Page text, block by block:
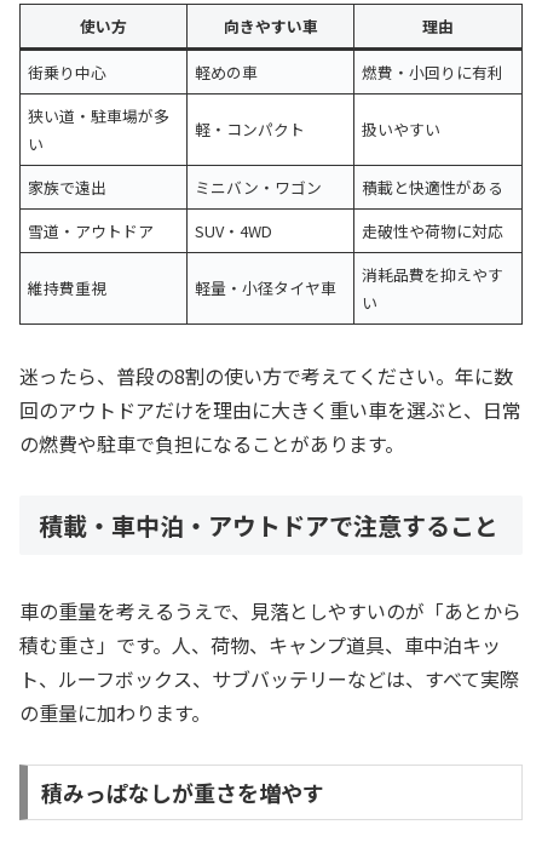
使い方 向きやすい車
理由
街乗り中心
軽めの車
燃費・小回りに有利
狭い道・駐車場が多
い
軽・コンパクト 扱いやすい
家族で遠出 ミニバン・ワゴン
積載と快適性がある
雪道・アウトドア
SUV・4WD 走破性や荷物に対応
維持費重視 軽量・小径タイヤ車
消耗品費を抑えやす
い
迷ったら、普段の8割の使い方で考えてください。年に数
回のアウトドアだけを理由に大きく重い車を選ぶと、日常
の燃費や駐車で負担になることがあります。
積載・車中泊・アウトドアで注意すること
車の重量を考えるうえで、見落としやすいのが「あとから
積む重さ」です。人、荷物、キャンプ道具、車中泊キッ
ト、ルーフボックス、サブバッテリーなどは、すべて実際
の重量に加わります。
積みっぱなしが重さを増やす